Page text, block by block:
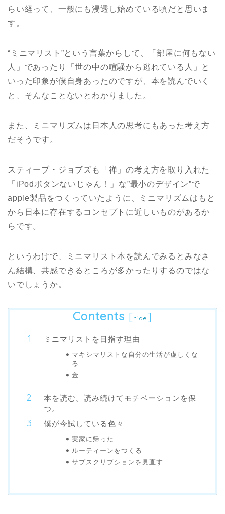
らい経って、一般にも浸透し始めている頃だと思いま
す。
“ミニマリスト”という言葉からして、「部屋に何もない
人」であったり「世の中の喧騒から逃れている人」と
いった印象が僕自身あったのですが、本を読んでいく
と、そんなことないとわかりました。
また、ミニマリズムは日本人の思考にもあった考え方
だそうです。
スティーブ・ジョブズも「禅」の考え方を取り入れた
「iPodボタンないじゃん！」な”最小のデザイン”で
apple製品をつくっていたように、ミニマリズムはもと
から日本に存在するコンセプトに近しいものがあるか
らです。
というわけで、ミニマリスト本を読んでみるとみなさ
ん結構、共感できるところが多かったりするのではな
いでしょうか。
Contents [hide ]
ミニマリストを目指す理由
マキシマリストな自分の生活が虚しくな
る
金
本を読む。読み続けてモチベーションを保
つ。
僕が今試している色々
実家に帰った
ルーティーンをつくる
サブスクリプションを見直す